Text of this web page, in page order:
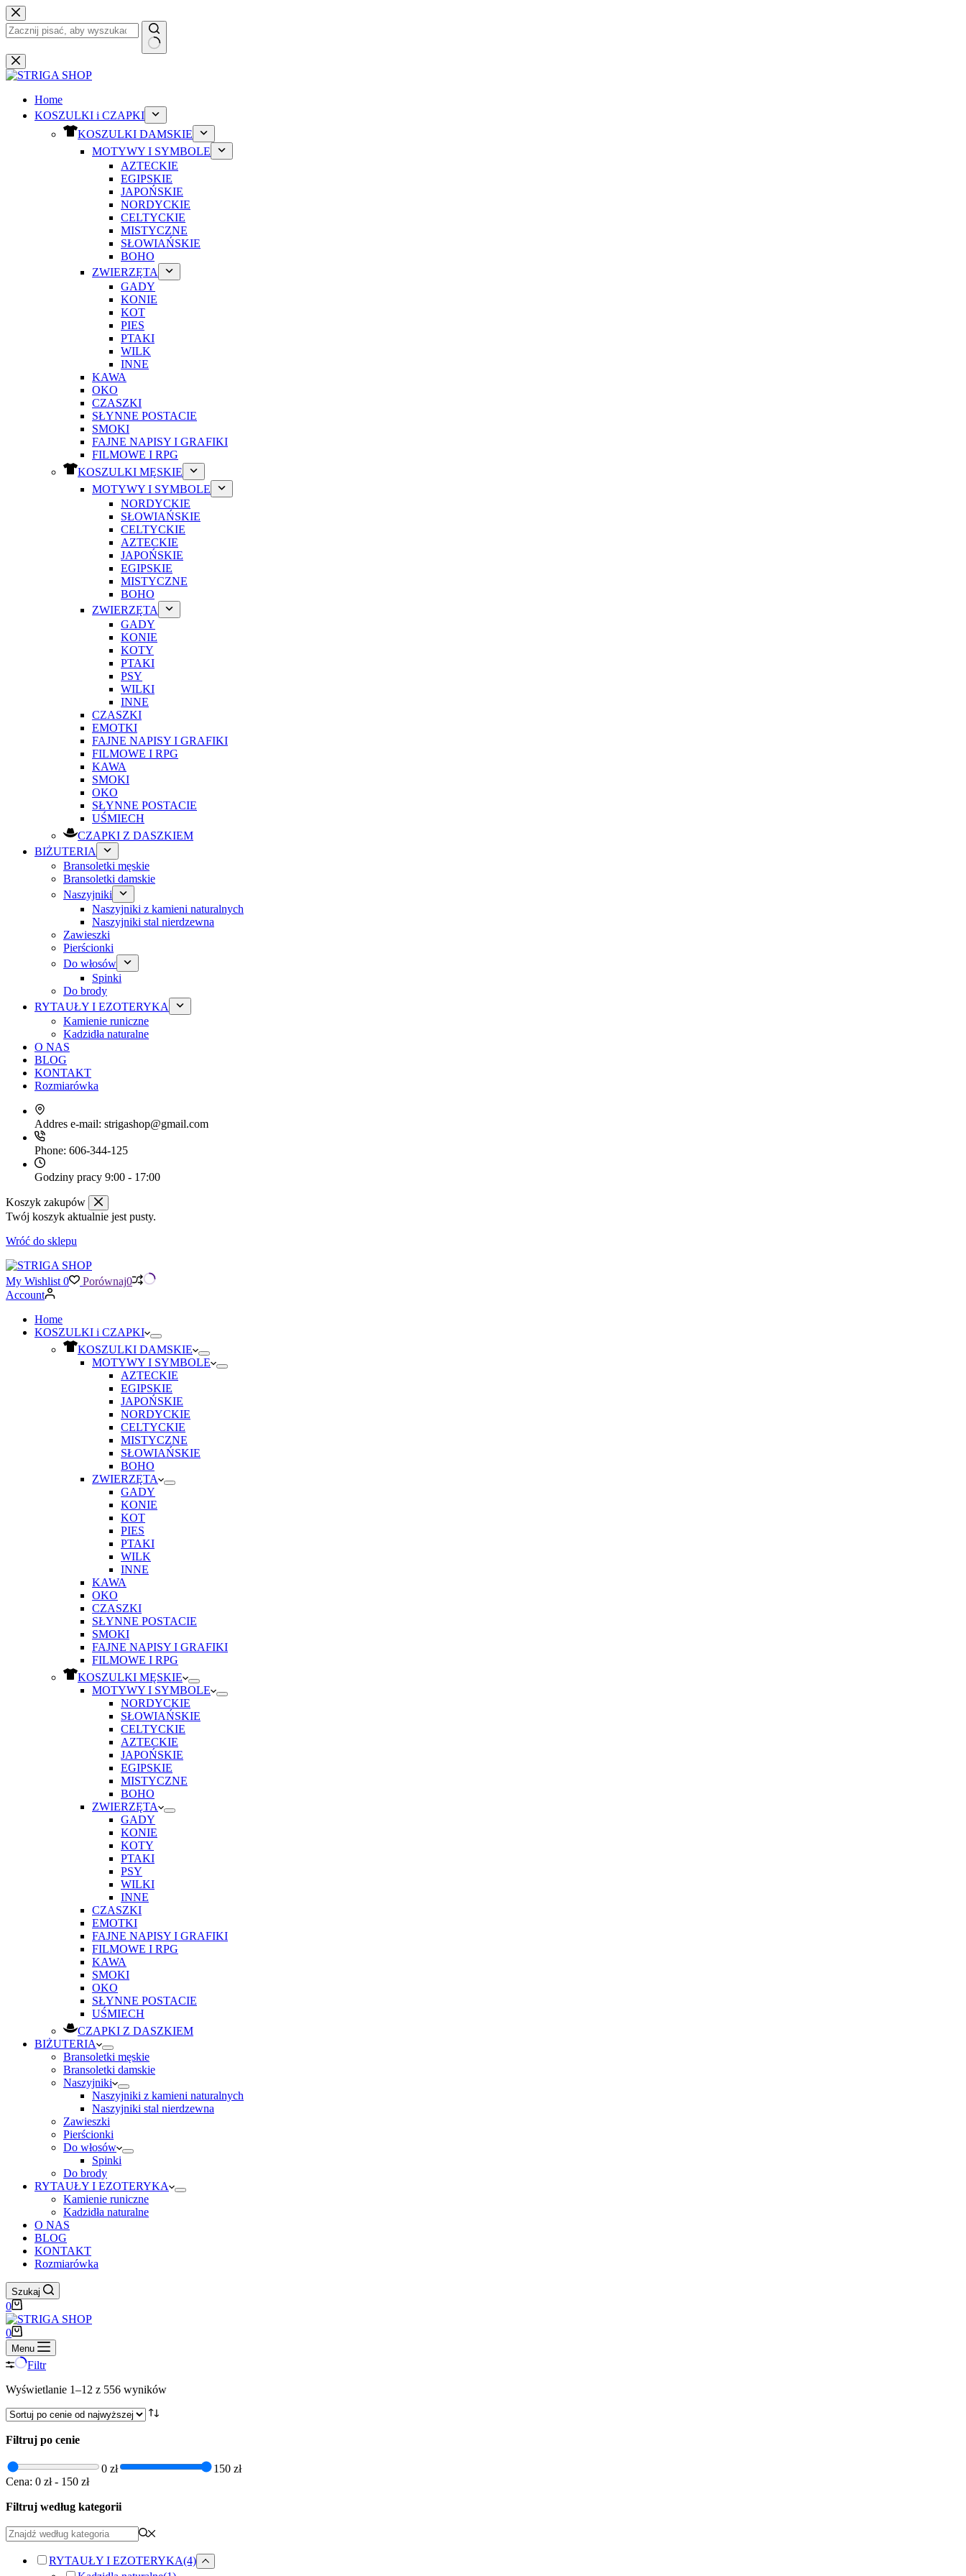
Przejdź
do
treści
Brak
wyników
Home
KOSZULKI i CZAPKI
KOSZULKI DAMSKIE
MOTYWY I SYMBOLE
AZTECKIE
EGIPSKIE
JAPOŃSKIE
NORDYCKIE
CELTYCKIE
MISTYCZNE
SŁOWIAŃSKIE
BOHO
ZWIERZĘTA
GADY
KONIE
KOT
PIES
PTAKI
WILK
INNE
KAWA
OKO
CZASZKI
SŁYNNE POSTACIE
SMOKI
FAJNE NAPISY I GRAFIKI
FILMOWE I RPG
KOSZULKI MĘSKIE
MOTYWY I SYMBOLE
NORDYCKIE
SŁOWIAŃSKIE
CELTYCKIE
AZTECKIE
JAPOŃSKIE
EGIPSKIE
MISTYCZNE
BOHO
ZWIERZĘTA
GADY
KONIE
KOTY
PTAKI
PSY
WILKI
INNE
CZASZKI
EMOTKI
FAJNE NAPISY I GRAFIKI
FILMOWE I RPG
KAWA
SMOKI
OKO
SŁYNNE POSTACIE
UŚMIECH
CZAPKI Z DASZKIEM
BIŻUTERIA
Bransoletki męskie
Bransoletki damskie
Naszyjniki
Naszyjniki z kamieni naturalnych
Naszyjniki stal nierdzewna
Zawieszki
Pierścionki
Do włosów
Spinki
Do brody
RYTAUŁY I EZOTERYKA
Kamienie runiczne
Kadzidła naturalne
O NAS
BLOG
KONTAKT
Rozmiarówka
Addres e-mail: strigashop@gmail.com
Phone: 606-344-125
Godziny pracy 9:00 - 17:00
Koszyk zakupów
Twój koszyk aktualnie jest pusty.
Wróć do sklepu
My Wishlist 0 Porównaj0
Account
Home
KOSZULKI i CZAPKI
KOSZULKI DAMSKIE
MOTYWY I SYMBOLE
AZTECKIE
EGIPSKIE
JAPOŃSKIE
NORDYCKIE
CELTYCKIE
MISTYCZNE
SŁOWIAŃSKIE
BOHO
ZWIERZĘTA
GADY
KONIE
KOT
PIES
PTAKI
WILK
INNE
KAWA
OKO
CZASZKI
SŁYNNE POSTACIE
SMOKI
FAJNE NAPISY I GRAFIKI
FILMOWE I RPG
KOSZULKI MĘSKIE
MOTYWY I SYMBOLE
NORDYCKIE
SŁOWIAŃSKIE
CELTYCKIE
AZTECKIE
JAPOŃSKIE
EGIPSKIE
MISTYCZNE
BOHO
ZWIERZĘTA
GADY
KONIE
KOTY
PTAKI
PSY
WILKI
INNE
CZASZKI
EMOTKI
FAJNE NAPISY I GRAFIKI
FILMOWE I RPG
KAWA
SMOKI
OKO
SŁYNNE POSTACIE
UŚMIECH
CZAPKI Z DASZKIEM
BIŻUTERIA
Bransoletki męskie
Bransoletki damskie
Naszyjniki
Naszyjniki z kamieni naturalnych
Naszyjniki stal nierdzewna
Zawieszki
Pierścionki
Do włosów
Spinki
Do brody
RYTAUŁY I EZOTERYKA
Kamienie runiczne
Kadzidła naturalne
O NAS
BLOG
KONTAKT
Rozmiarówka
Szukaj
Koszyk
0
Koszyk
0
Menu
Filtr
Wyświetlanie 1–12 z 556 wynikówPosortowane
niskiej
Filtruj po cenie
0 zł
150 zł
Cena: 0 zł- 150 zł
Filtruj według kategorii
RYTAUŁY I EZOTERYKA(4)